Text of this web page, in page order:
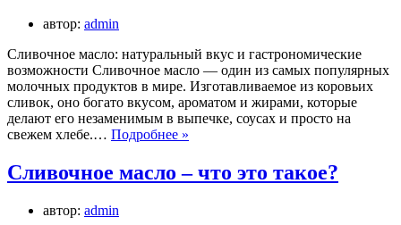
автор: admin
Сливочное масло: натуральный вкус и гастрономические
возможности Сливочное масло — один из самых популярных
молочных продуктов в мире. Изготавливаемое из коровьих
сливок, оно богато вкусом, ароматом и жирами, которые
делают его незаменимым в выпечке, соусах и просто на
свежем хлебе.… Подробнее »
вкус
Сливочное масло – что это такое?
автор: admin